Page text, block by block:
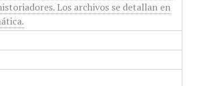
Los archivos se detallan en